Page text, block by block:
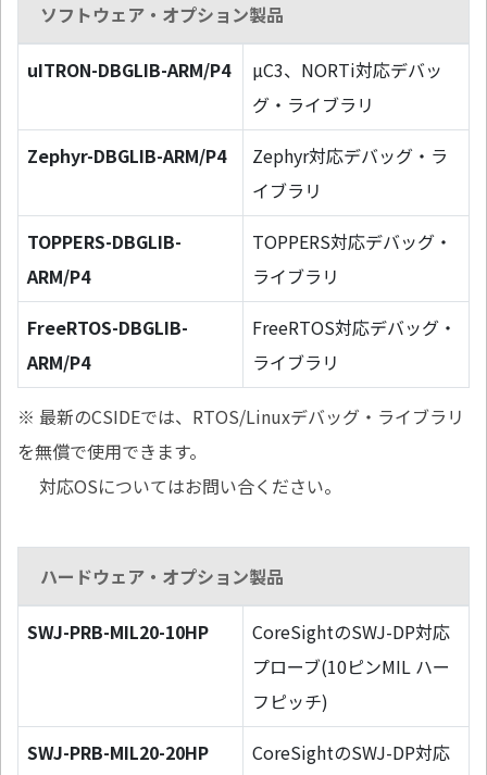
ソフトウェア・オプション製品
uITRON-DBGLIB-ARM/P4
µC3、NORTi対応デバッ
グ・ライブラリ
Zephyr-DBGLIB-ARM/P4
Zephyr対応デバッグ・ラ
イブラリ
TOPPERS-DBGLIB-
ARM/P4
TOPPERS対応デバッグ・
ライブラリ
FreeRTOS-DBGLIB-
ARM/P4
FreeRTOS対応デバッグ・
ライブラリ
※ 最新のCSIDEでは、RTOS/Linuxデバッグ・ライブラリ
を無償で使用できます。
対応OSについてはお問い合ください。
ハードウェア・オプション製品
SWJ-PRB-MIL20-10HP
CoreSightのSWJ-DP対応
プローブ(10ピンMIL ハー
フピッチ)
SWJ-PRB-MIL20-20HP
CoreSightのSWJ-DP対応